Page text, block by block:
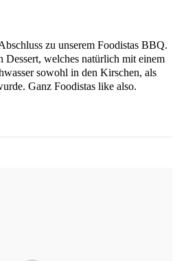
zu unse­rem Foo­di­stas BBQ.
wel­ches natür­lich mit einem
sowohl in den Kir­schen, als
Ganz Foo­di­stas like also.